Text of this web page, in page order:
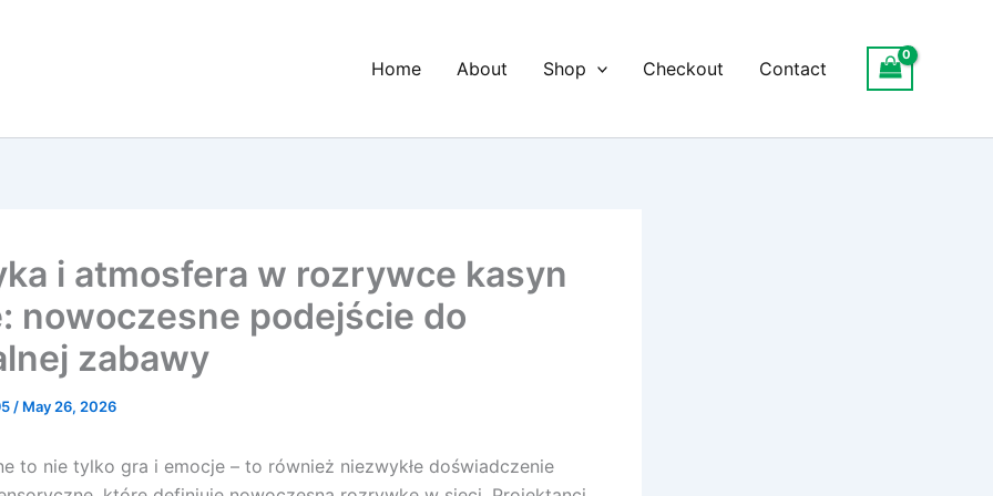
Home About Shop Checkout Contact
i atmosfera w rozrywce kasyn
nowoczesne podejście do
zabawy
/ May 26, 2026
to nie tylko gra i emocje – to również niezwykłe doświadczenie